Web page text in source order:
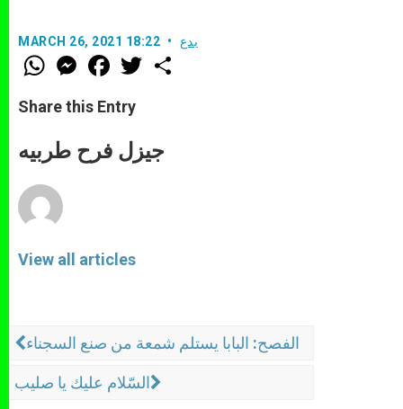
MARCH 26, 2021 18:22 بدع
W
h
t
s
p
p
M
e
s
e
g
e
F
a
e
b
k
w
Share this Entry
جيزل فرح طربيه
View all articles
الفصح: البابا يستلم شمعة من صنع السجناء
السّلام عليك يا صليب